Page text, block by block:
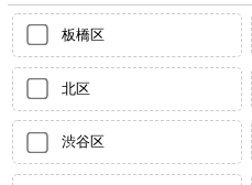
板橋区
北区
渋谷区